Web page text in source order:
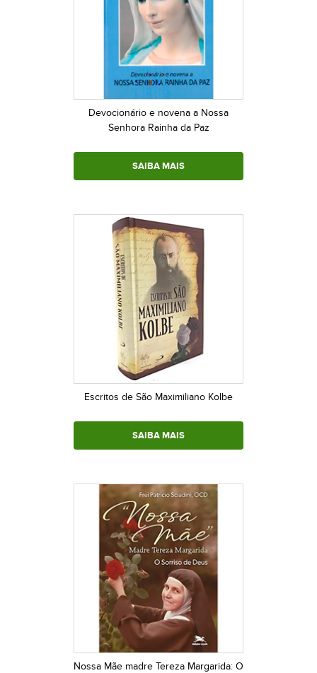
Devocionário e novena a Nossa
Senhora Rainha da Paz
SAIBA MAIS
Escritos de São Maximiliano Kolbe
SAIBA MAIS
Nossa Mãe madre Tereza Margarida: O